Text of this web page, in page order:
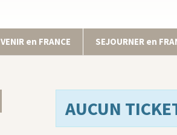
VENIR en FRANCE SEJOURNER en
AUCUN